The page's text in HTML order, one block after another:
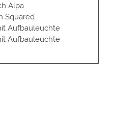
Alpa
Squared
Aufbauleuchte
Aufbauleuchte